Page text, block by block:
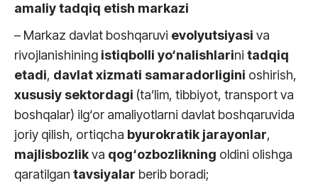
amaliy tadqiq etish markazi
– Markaz davlat boshqaruvi evolyutsiyasi va
rivojlanishining istiqbolli yo‘nalishlarini tadqiq
etadi, davlat xizmati samaradorligini oshirish,
xususiy sektordagi (ta’lim, tibbiyot, transport va
boshqalar) ilg‘or amaliyotlarni davlat boshqaruvida
joriy qilish, ortiqcha byurokratik jarayonlar,
majlisbozlikva qog‘ozbozlikning oldini olishga
qaratilgan tavsiyalar berib boradi;